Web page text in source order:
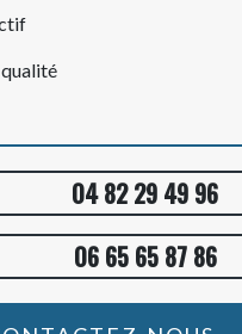
04 82 29 49 96
06 65 65 87 86